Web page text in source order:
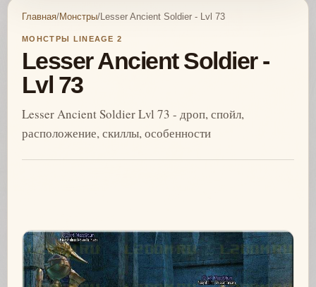
Главная/Монстры/Lesser Ancient Soldier - Lvl 73
МОНСТРЫ LINEAGE 2
Lesser Ancient Soldier -
Lvl 73
Lesser Ancient Soldier Lvl 73 - дроп, спойл,
расположение, скиллы, особенности